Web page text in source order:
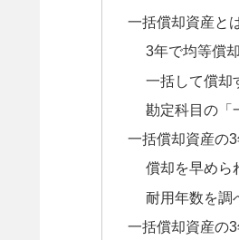
一括償却資産と
3年で均等償
一括して償却
勘定科目の「
一括償却資産の
償却を早めら
耐用年数を調
一括償却資産の